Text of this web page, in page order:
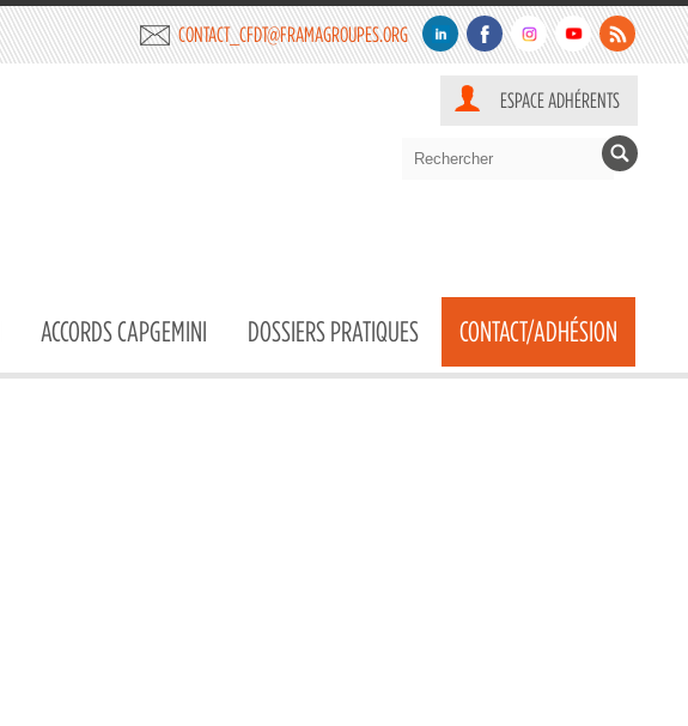
CONTACT_CFDT@FRAMAGROUPES.ORG
ESPACE ADHÉRENTS
ACCORDS CAPGEMINI DOSSIERS PRATIQUES CONTACT/ADHÉSION